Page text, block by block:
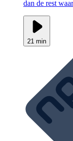
dan de rest
21 min